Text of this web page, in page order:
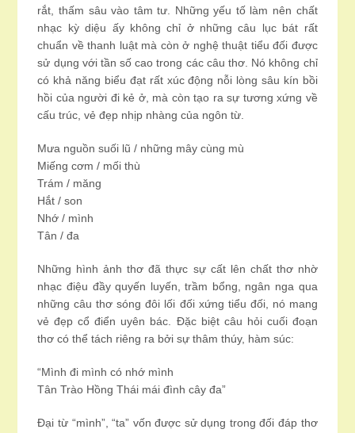
rắt, thấm sâu vào tâm tư. Những yếu tố làm nên chất
nhạc kỳ diệu ấy không chỉ ở những câu lục bát rất
chuẩn về thanh luật mà còn ở nghệ thuật tiểu đối được
sử dụng với tần số cao trong các câu thơ. Nó không chỉ
có khả năng biểu đạt rất xúc động nỗi lòng sâu kín bồi
hồi của người đi kẻ ở, mà còn tạo ra sự tương xứng về
cấu trúc, vẻ đẹp nhịp nhàng của ngôn từ.
Mưa nguồn suối lũ / những mây cùng mù
Miếng cơm / mối thù
Trám / măng
Hắt / son
Nhớ / mình
Tân / đa
Những hình ảnh thơ đã thực sự cất lên chất thơ nhờ
nhạc điệu đầy quyến luyến, trầm bổng, ngân nga qua
những câu thơ sóng đôi lối đối xứng tiểu đối, nó mang
vẻ đẹp cổ điển uyên bác. Đặc biệt câu hỏi cuối đoạn
thơ có thể tách riêng ra bởi sự thâm thúy, hàm súc:
“Mình đi mình có nhớ mình
Tân Trào Hồng Thái mái đình cây đa”
Đại từ “mình”, “ta” vốn được sử dụng trong đối đáp thơ